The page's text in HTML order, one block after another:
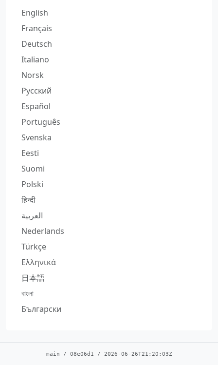
English
Français
Deutsch
Italiano
Norsk
Русский
Español
Português
Svenska
Eesti
Suomi
Polski
हिन्दी
العربية
Nederlands
Türkçe
Ελληνικά
日本語
বাংলা
Български
main / 08e06d1 / 2026-06-26T21:20:03Z